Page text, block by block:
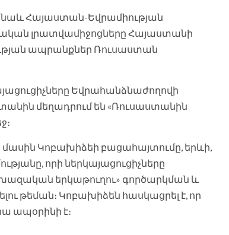
նաև Հայաստան-Եվրամիության
լրատվամիջոցները Հայաստանի
ապրանքներ Ռուսաստան
Եվրահանձնաժողովի
մեղադրում են «Ռուսաստանին
Կոբախիձեի բացահայտումը, երևի,
որի ներկայացուցիչները
երկաթուղու» գործարկման և
թեման։ Կոբախիձեն հասկացրել է, որ
ապօրինի է։